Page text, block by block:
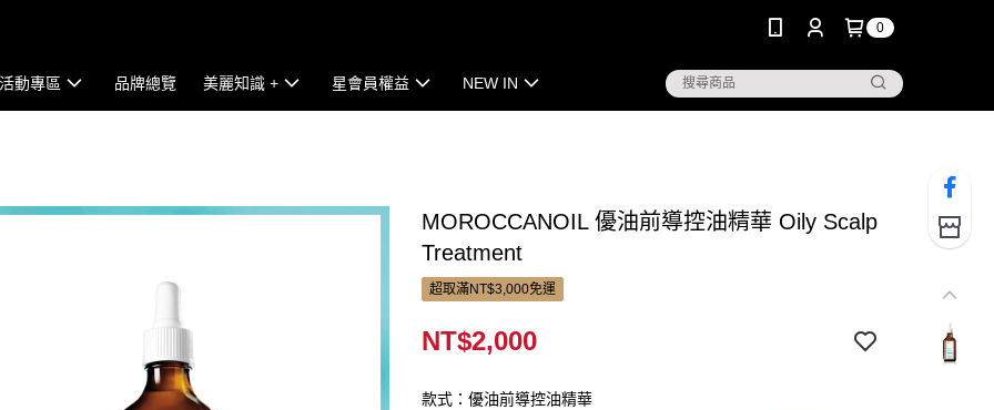
0
動專區 品牌總覽 美麗知識 + 星會員權益 NEW IN
MOROCCANOIL 優油前導控油精華 Oily Scalp
Treatment
超取滿NT$3,000免運
NT$2,000
款式：優油前導控油精華